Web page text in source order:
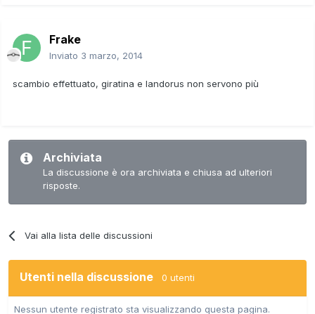
Frake
Inviato 3 marzo, 2014
scambio effettuato, giratina e landorus non servono più
Archiviata
La discussione è ora archiviata e chiusa ad ulteriori
risposte.
Vai alla lista delle discussioni
Utenti nella discussione 0 utenti
Nessun utente registrato sta visualizzando questa pagina.